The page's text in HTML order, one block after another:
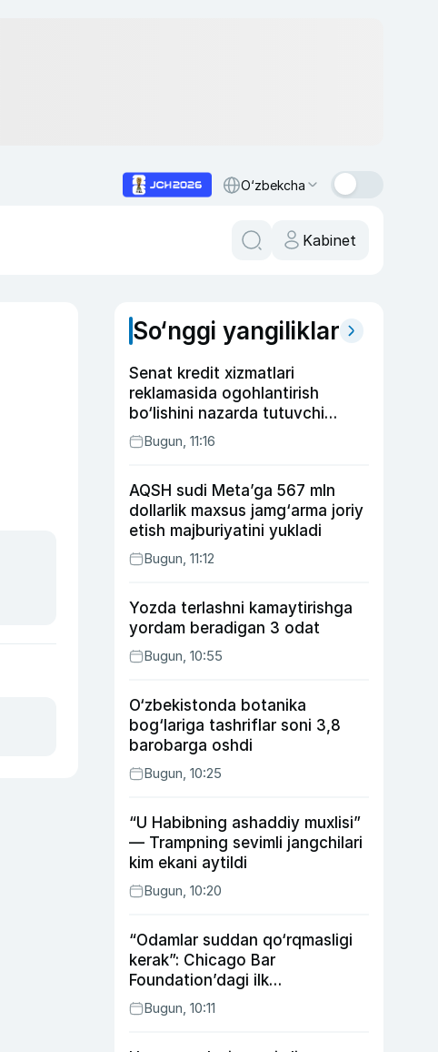
O‘zbekcha
Kabinet
So‘nggi yangiliklar
Senat kredit xizmatlari
reklamasida ogohlantirish
bo‘lishini nazarda tutuvchi
qonunni ma’qulladi
Bugun, 11:16
AQSH sudi Meta’ga 567 mln
dollarlik maxsus jamg‘arma joriy
etish majburiyatini yukladi
Bugun, 11:12
Yozda terlashni kamaytirishga
yordam beradigan 3 odat
Bugun, 10:55
O‘zbekistonda botanika
bog‘lariga tashriflar soni 3,8
barobarga oshdi
Bugun, 10:25
“U Habibning ashaddiy muxlisi”
— Trampning sevimli jangchilari
kim ekani aytildi
Bugun, 10:20
“Odamlar suddan qo‘rqmasligi
kerak”: Chicago Bar
Foundation’dagi ilk
o‘zbekistonlik Go‘zal
Abduaxatova
Bugun, 10:11